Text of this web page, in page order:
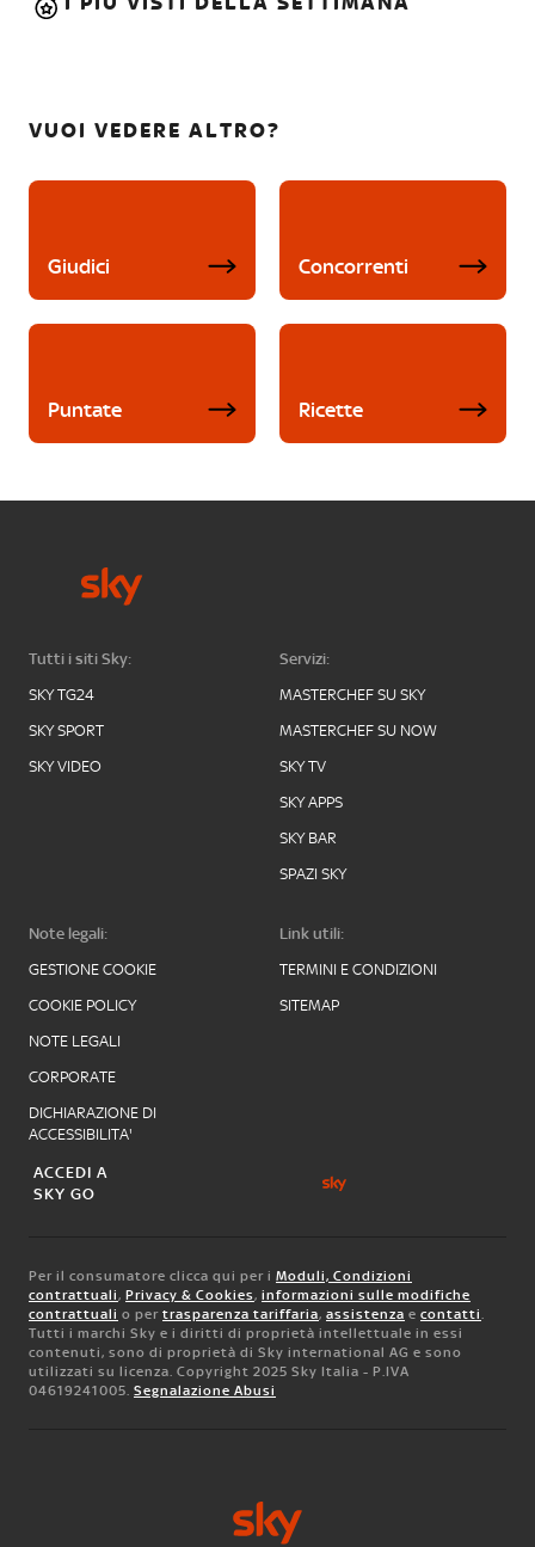
VUOI VEDERE ALTRO?
Giudici Concorrenti
Puntate Ricette
Tutti i siti Sky:
SKY TG24
SKY SPORT
SKY VIDEO
Servizi:
MASTERCHEF SU SKY
MASTERCHEF SU NOW
SKY TV
SKY APPS
SKY BAR
SPAZI SKY
Note legali:
GESTIONE COOKIE
COOKIE POLICY
NOTE LEGALI
CORPORATE
DICHIARAZIONE DI
ACCESSIBILITA'
Link utili:
TERMINI E CONDIZIONI
SITEMAP
ACCEDI A
SKY GO
Per il consumatore clicca qui per i Moduli, Condizioni
contrattuali, Privacy & Cookies, informazioni sulle modifiche
contrattuali o per trasparenza tariffaria, assistenza e contatti.
Tutti i marchi Sky e i diritti di proprietà intellettuale in essi
contenuti, sono di proprietà di Sky international AG e sono
utilizzati su licenza. Copyright 2025 Sky Italia - P.IVA
04619241005. Segnalazione Abusi